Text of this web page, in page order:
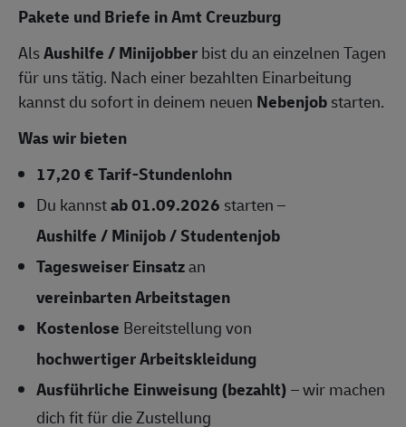
Pakete und Briefe in Amt Creuzburg
AlsAushilfe / Minijobberbist du an einzelnen Tagen
für uns tätig. Nach einer bezahlten Einarbeitung
kannst du sofort in deinem neuen Nebenjobstarten.
Was wir bieten
17,20 € Tarif-Stundenlohn
Du kannstab 01.09.2026 starten –
Aushilfe / Minijob / Studentenjob
Tagesweiser Einsatzan
vereinbarten Arbeitstagen
Kostenlose Bereitstellung von
hochwertiger Arbeitskleidung
Ausführliche Einweisung (bezahlt)– wir machen
dich fit für die Zustellung